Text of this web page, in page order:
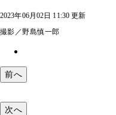
2023年06月02日 11:30 更新
撮影／野島慎一郎
前へ
次へ